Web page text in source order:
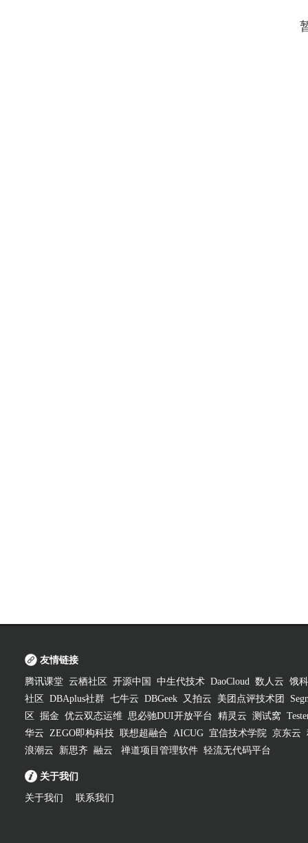
友情链接
腾讯课堂 云栖社区 开源中国 中生代技术 DaoCloud 数人云 饿
社区
DBAplus社群 七牛云 DBGeek 又拍云 美团点评技术团
区
掘金 优云双态运维 思必驰DUI开放平台 精灵云 测试窝
华云 ZEGO即构科技 联想超融合 AICUG 宜信技术学院 京东云
浪潮云
新思齐 融云 禅道项目管理软件 轻流无代码平台
关于我们
关于我们 联系我们